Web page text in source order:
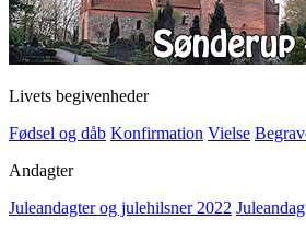
Livets begivenheder
Fødsel og dåb Konfirmation Vielse
Andagter
Juleandagter og julehilsner 2022